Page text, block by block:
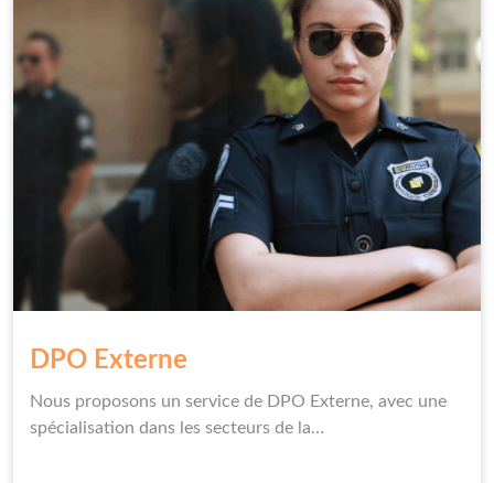
DPO Externe
Nous proposons un service de DPO Externe, avec une
spécialisation dans les secteurs de la…